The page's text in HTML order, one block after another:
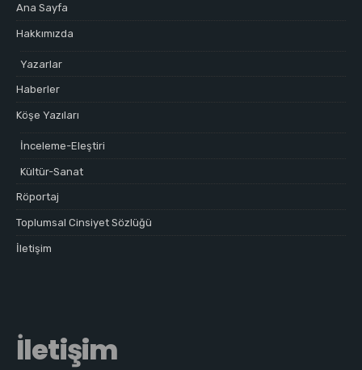
Ana Sayfa
Hakkımızda
Yazarlar
Haberler
Köşe Yazıları
İnceleme-Eleştiri
Kültür-Sanat
Röportaj
Toplumsal Cinsiyet Sözlüğü
İletişim
İletişim